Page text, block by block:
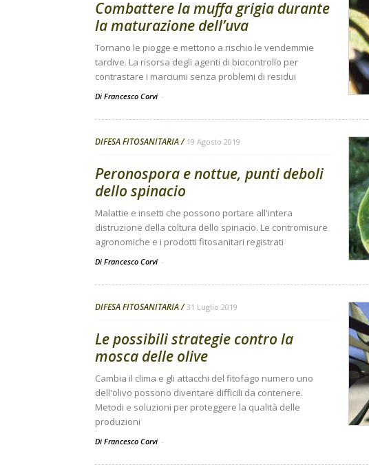
Combattere la muffa grigia durante
la maturazione dell’uva
Tornano le piogge e mettono a rischio le vendemmie
tardive. La risorsa degli agenti di biocontrollo per
contrastare i marciumi senza problemi di residui
Di Francesco Corvi -
DIFESA FITOSANITARIA 19 Agosto 2019
Peronospora e nottue, punti deboli
dello spinacio
Malattie e insetti che possono portare all'intera
distruzione della coltura dello spinacio. Le contromisure
agronomiche e i prodotti fitosanitari registrati
Di Francesco Corvi -
DIFESA FITOSANITARIA 31 Luglio 2019
Le possibili strategie contro la
mosca delle olive
Cambia il clima e gli attacchi del fitofago numero uno
dell'olivo possono diventare difficili da contenere.
Metodi e soluzioni per proteggere la qualità delle
produzioni
Di Francesco Corvi -